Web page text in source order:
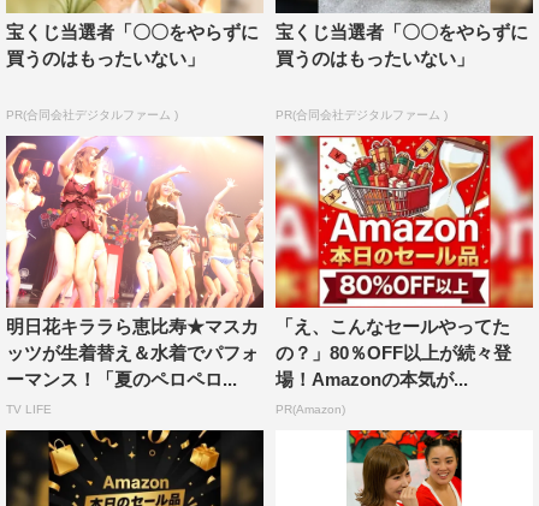
「夏のペロペロ祭り2017～山根も浴衣に着替えたら？～in
Zepp Tokyo」で初披露される予定。ライブ会場限定でCD
る情報は、公式サイトをチェック。
「CHAMPAGNE KING＜明日花キララ with ゲッスーブー
＞」
9月6日（水）発売／8月18日（金）より先行配信開始
価格：￥1,852（本体）＋税
＜収録楽曲＞
1．ASKA金（※アスカマネー）作詞 漢 a.k.a. GAMI／作曲
2．A-ZABU（※アザブ）作詞 シュガーandソルト／作曲
DJ BAKU
3．ASKA金＜Instrumental＞作詞 漢 a.k.a. GAMI／作曲 DJ
宝くじ当選者「〇〇をやらずに
買うのはもったいない」
PR(合同会社デジタルファーム )
宝くじ当選者「〇〇をやらずに
買うのはもったいない」
PR(合同会社デジタルファーム )
明日花キララら恵比寿★マスカ
ッツが生着替え＆水着でパフォ
ーマンス！「夏のペロペロ...
TV LIFE
「え、こんなセールやってた
の？」80％OFF以上が続々登
場！Amazonの本気が...
PR(Amazon)